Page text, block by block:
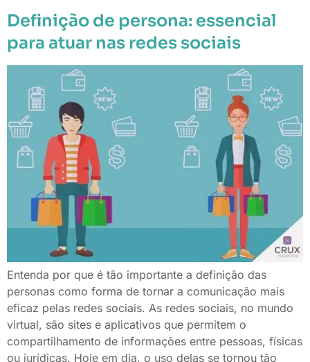
Definição de persona: essencial
para atuar nas redes sociais
Entenda por que é tão importante a definição das
personas como forma de tornar a comunicação mais
eficaz pelas redes sociais. As redes sociais, no mundo
virtual, são sites e aplicativos que permitem o
compartilhamento de informações entre pessoas, físicas
ou jurídicas. Hoje em dia, o uso delas se tornou tão